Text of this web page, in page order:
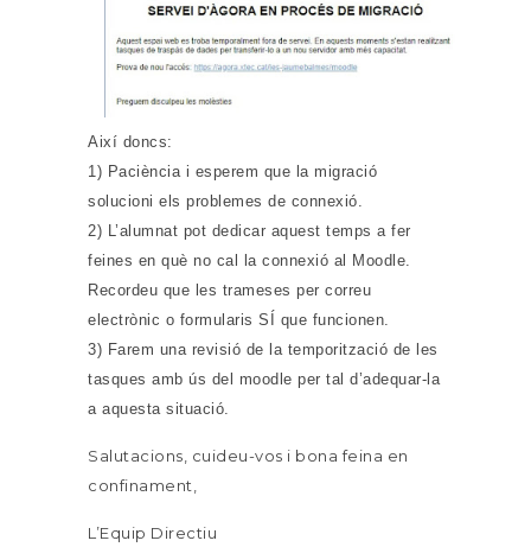
Així doncs:
1) Paciència i esperem que la migració
solucioni els problemes de connexió.
2) L’alumnat pot dedicar aquest temps a fer
feines en què no cal la connexió al Moodle.
Recordeu que les trameses per correu
electrònic o formularis SÍ que funcionen.
3) Farem una revisió de la temporització de les
tasques amb ús del moodle per tal d’adequar-la
a aquesta situació.
Salutacions, cuideu-vos i bona feina en
confinament,
L’Equip Directiu